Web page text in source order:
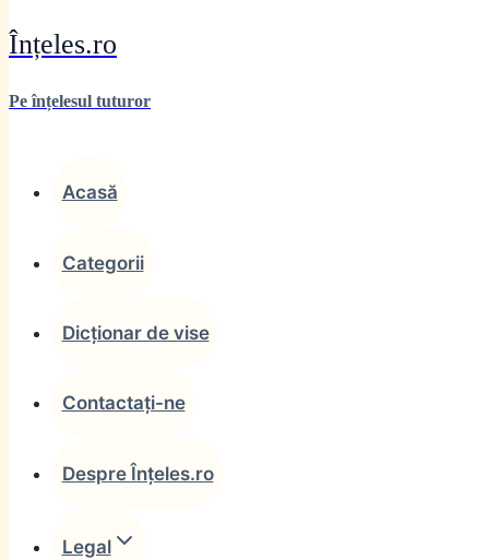
Înțeles.ro
Pe înțelesul tuturor
Acasă
Categorii
Dicționar de vise
Contactați-ne
Despre Înțeles.ro
Legal